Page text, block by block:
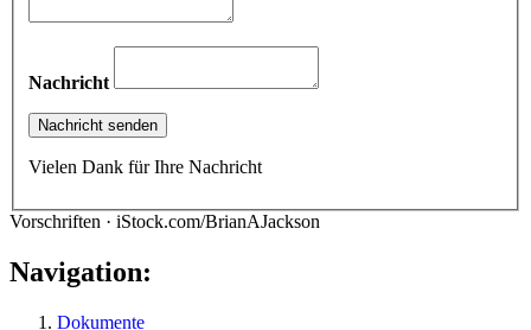
Nachricht
Vielen Dank für Ihre Nachricht
Vorschriften · iStock.com/BrianAJackson
Navigation:
Dokumente